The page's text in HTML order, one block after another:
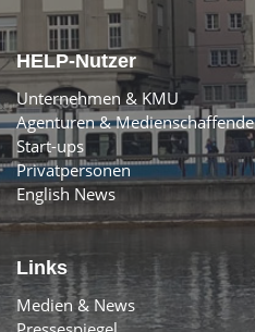
HELP-Nutzer
Unternehmen & KMU
Agenturen & Medienschaffende
Start-ups
Privatpersonen
English News
Links
Medien & News